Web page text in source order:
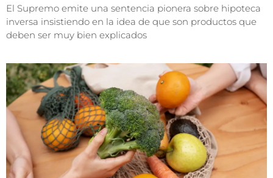
El Supremo emite una sentencia pionera sobre hipoteca
inversa insistiendo en la idea de que son productos que
deben ser muy bien explicados